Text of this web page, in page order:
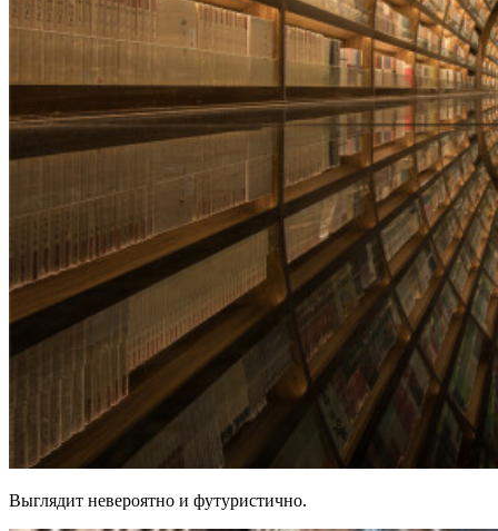
Выглядит невероятно и футуристично.